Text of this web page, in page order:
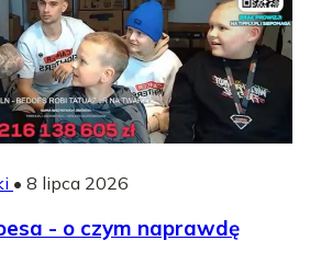
• 8 lipca 2026
- o czym naprawdę